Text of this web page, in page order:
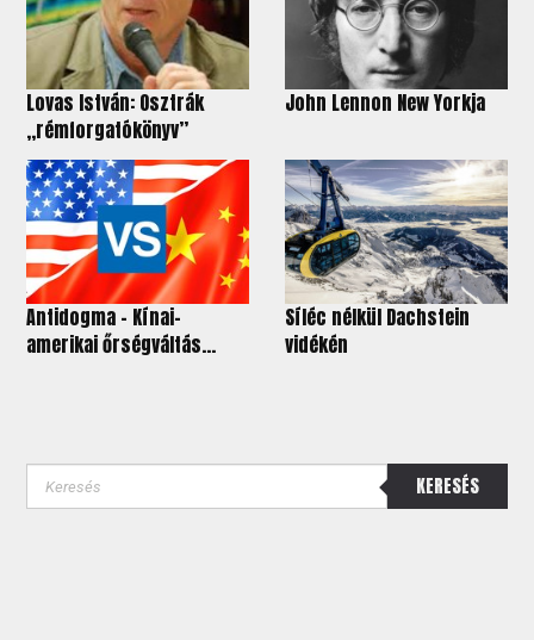
Lovas István: Osztrák
„rémforgatókönyv”
John Lennon New Yorkja
Antidogma - Kínai–
amerikai őrségváltás...
Síléc nélkül Dachstein
vidékén
KERESÉS